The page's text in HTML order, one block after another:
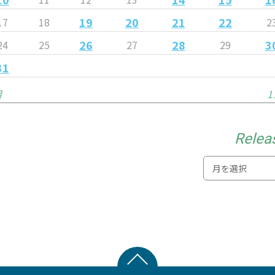
18 19 20 21 22
25 26 27 28 29